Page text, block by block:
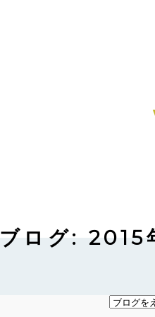
ブログ: 2015